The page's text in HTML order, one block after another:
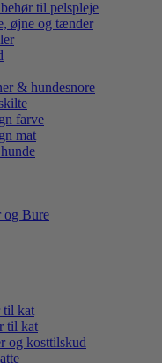
til pelspleje
øjne og tænder
& hundesnore
farve
mat
og Bure
til kat
til kat
og kosttilskud